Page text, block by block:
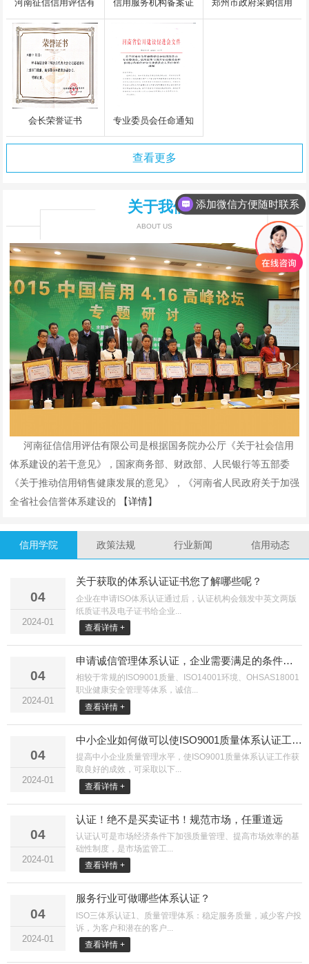
河南征信信用评估有
限公司执照
信用服务机构备案证
书
郑州市政府采购信用
评级入围中标通知书
会长荣誉证书 专业委员会任命通知
查看更多
关于我们
ABOUT US
河南征信信用评估有限公司是根据国务院办公厅《关于社会信用
体系建设的若干意见》，国家商务部、财政部、人民银行等五部委
《关于推动信用销售健康发展的意见》，《河南省人民政府关于加强
全省社会信誉体系建设的
【详情】
信用学院 政策法规 行业新闻 信用动态
04
2024-01
关于获取的体系认证证书您了解哪些呢？
企业在申请ISO体系认证通过后，认证机构会颁发中英文两版
纸质证书及电子证书给企业...
查看详情 +
04
2024-01
申请诚信管理体系认证，企业需要满足的条件及认证流程是什么？
相较于常规的ISO9001质量、ISO14001环境、OHSAS18001
职业健康安全管理等体系，诚信...
查看详情 +
04
2024-01
中小企业如何做可以使ISO9001质量体系认证工作获取良好的成效？
提高中小企业质量管理水平，使ISO9001质量体系认证工作获
取良好的成效，可采取以下...
查看详情 +
04
2024-01
认证！绝不是买卖证书！规范市场，任重道远
认证认可是市场经济条件下加强质量管理、提高市场效率的基
础性制度，是市场监管工...
查看详情 +
04
2024-01
服务行业可做哪些体系认证？
ISO三体系认证1、质量管理体系：稳定服务质量，减少客户投
诉，为客户和潜在的客户...
查看详情 +
添加微信方便随时联系
怎么收费的呢？